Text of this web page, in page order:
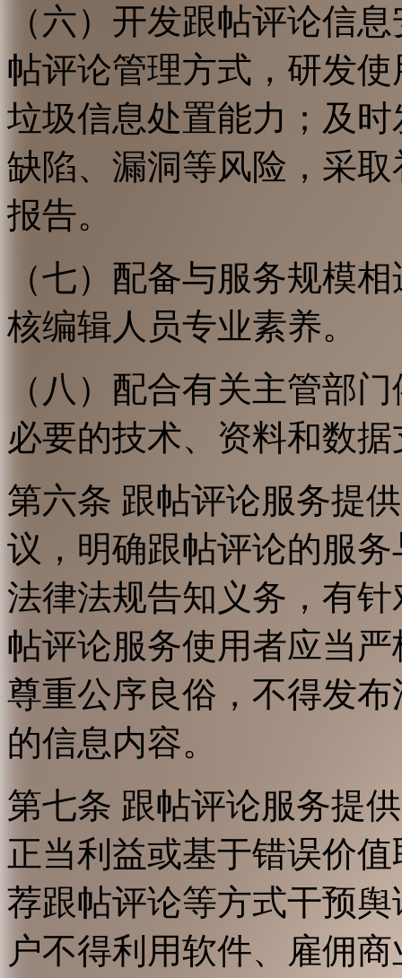
（六）开发跟帖评论信
帖评论管理方式，研发
垃圾信息处置能力；及
缺陷、漏洞等风险，采
报告。
（七）配备与服务规模
核编辑人员专业素养。
（八）配合有关主管部
必要的技术、资料和数
第六条 跟帖评论服务提
议，明确跟帖评论的服
法律法规告知义务，有
帖评论服务使用者应当
尊重公序良俗，不得发
的信息内容。
第七条 跟帖评论服务提
正当利益或基于错误价
荐跟帖评论等方式干预
户不得利用软件、雇佣